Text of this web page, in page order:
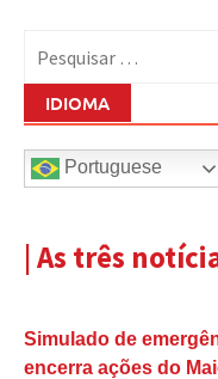
por:
IDIOMA
Portuguese
| As três
Simulado de
encerra ações do